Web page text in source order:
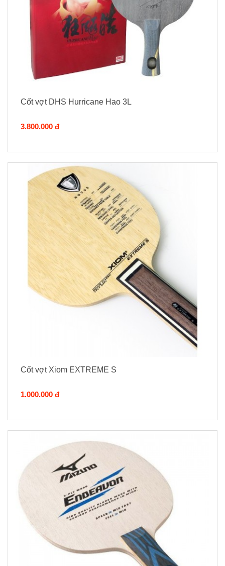
Cốt vợt DHS Hurricane Hao 3L
3.800.000 đ
Cốt vợt Xiom EXTREME S
1.000.000 đ